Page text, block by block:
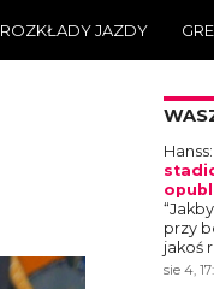
ROZKŁADY JAZDY
Hanss:
“
przy
jakoś
sie 4,